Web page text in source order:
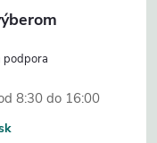
8:30 do 16:00